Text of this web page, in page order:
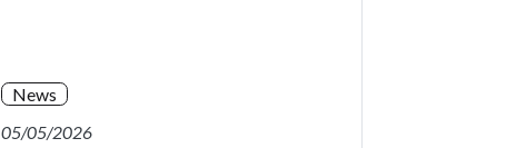
News
05/05/2026